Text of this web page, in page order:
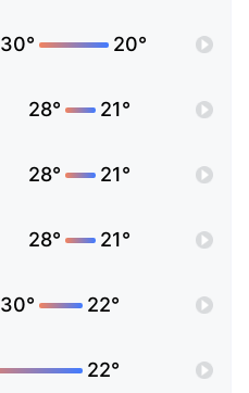
30° 20°
28° 21°
28° 21°
28° 21°
30° 22°
22°